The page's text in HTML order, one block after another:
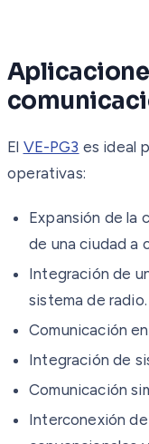
El VE-PG3 es ideal
operativas:
Expansión de la
de una ciudad a
Integración de
sistema de radio.
Comunicación
Integración de
Comunicación
Interconexión